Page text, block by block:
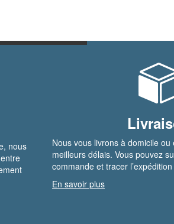
nous
Nous vous livrons à domicile
meilleurs délais. Vous pouvez
commande et tracer
En savoir plus